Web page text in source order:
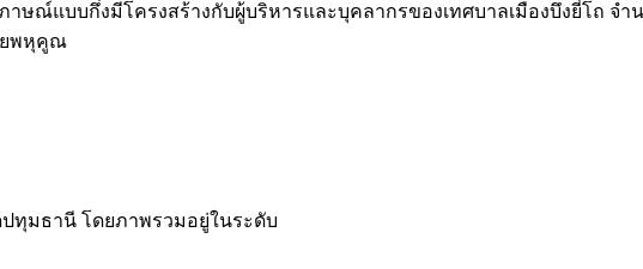
ภาษณ์แบบกึ่งมีโครงสร้างกับผู้บริหารและบุคลากรของเทศบาลเมืองบึงยี่โถ
ยพหุคูณ
ปทุมธานี โดยภาพรวมอยู่ในระดับ